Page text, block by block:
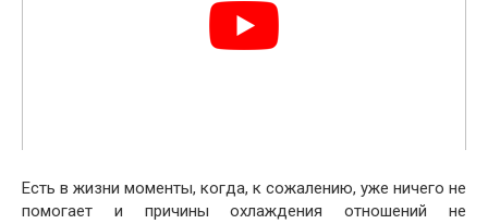
Есть в жизни моменты, когда, к сожалению, уже ничего не
помогает и причины охлаждения отношений не